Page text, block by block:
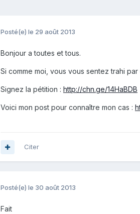
Posté(e) le 29 août 2013
Bonjour a toutes et tous.
Si comme moi, vous vous sentez trahi
Signez la pétition : http://chn.ge/14HaBDB
Voici mon post pour connaître mon cas :
Citer
Posté(e) le 30 août 2013
Fait